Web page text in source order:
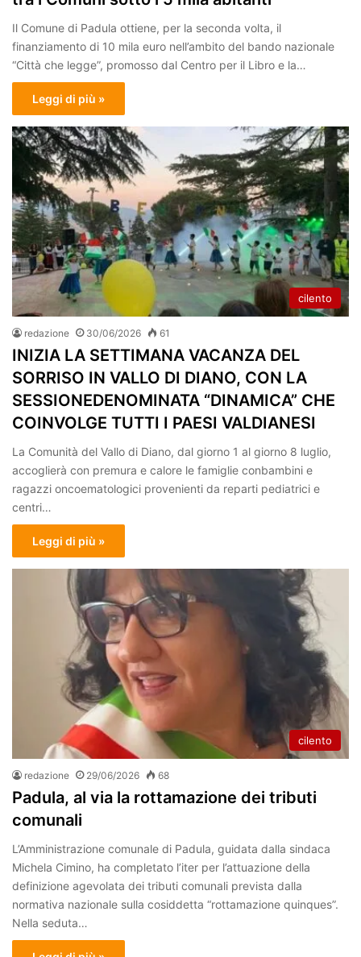
Il Comune di Padula ottiene, per la seconda volta, il
finanziamento di 10 mila euro nell’ambito del bando nazionale
“Città che legge”, promosso dal Centro per il Libro e la…
Leggi di più »
cilento
redazione 30/06/2026 61
INIZIA LA SETTIMANA VACANZA DEL
SORRISO IN VALLO DI DIANO, CON LA
SESSIONEDENOMINATA “DINAMICA” CHE
COINVOLGE TUTTI I PAESI VALDIANESI
La Comunità del Vallo di Diano, dal giorno 1 al giorno 8 luglio,
accoglierà con premura e calore le famiglie conbambini e
ragazzi oncoematologici provenienti da reparti pediatrici e
centri…
Leggi di più »
cilento
redazione 29/06/2026 68
Padula, al via la rottamazione dei tributi
comunali
L’Amministrazione comunale di Padula, guidata dalla sindaca
Michela Cimino, ha completato l’iter per l’attuazione della
definizione agevolata dei tributi comunali prevista dalla
normativa nazionale sulla cosiddetta “rottamazione quinques”.
Nella seduta…